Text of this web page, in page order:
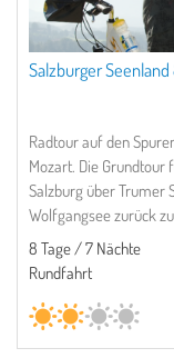
Salzburger
Radtour auf den
Mozart. Die Grundtour
Salzburg über Trumer
Wolfgangsee zurück
8 Tage / 7 Nächte
Rundfahrt